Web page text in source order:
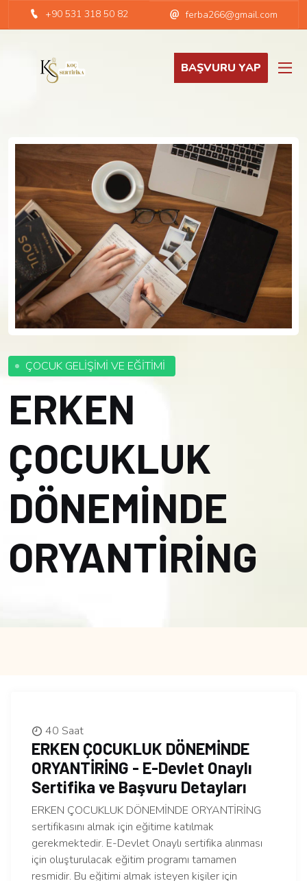
+90 531 318 50 82 ferba266@gmail.com
BAŞVURU YAP
ÇOCUK GELİŞİMİ VE EĞİTİMİ
ERKEN
ÇOCUKLUK
DÖNEMİNDE
ORYANTİRİNG
40 Saat
ERKEN ÇOCUKLUK DÖNEMİNDE
ORYANTİRİNG - E-Devlet Onaylı
Sertifika ve Başvuru Detayları
ERKEN ÇOCUKLUK DÖNEMİNDE ORYANTİRİNG
sertifikasını almak için eğitime katılmak
gerekmektedir. E-Devlet Onaylı sertifika alınması
için oluşturulacak eğitim programı tamamen
resmidir. Bu eğitimi almak isteyen kişiler için